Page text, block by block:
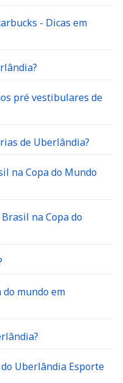
- Dicas em
pré vestibulares de
de Uberlândia?
na Copa do Mundo
na Copa do
mundo em
Uberlândia Esporte